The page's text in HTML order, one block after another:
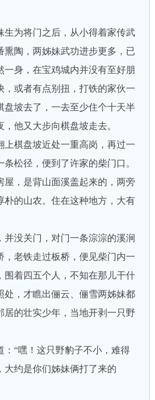
为将门之后，从小得着家传武
熏陶，两姊妹武功进步更多，已
一身，在宝鸡城内并没有至好朋
，或者有点别扭，打铁的家伙一
盘坡去了，一去至少住个十天半
他又大步向棋盘坡走去。
棋盘坡近处一重高岗，再过一
松径，便到了许家的柴门口。
屋，是背山面溪盖起来的，两旁
朴的山农。住在这种地方，大有
没关门，对门一条淙淙的溪涧
，老铁走过板桥，便见柴门内一
围着四五个人，不知在那儿干什
处，才瞧出俪云、俪雪两姊妹都
居的壮实少年，当地开剥一只野
“嘿！这只野豹子不小，难得
大约是你们姊妹俩打了来的